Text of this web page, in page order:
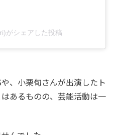
がシェアした投稿
、小栗旬さんが出演したト
あるものの、芸能活動は一